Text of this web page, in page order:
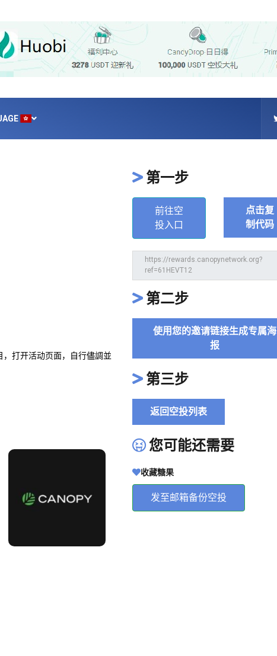
打开活动页面，自行儘調並
第一步
前往空
投入口
点击复
制代码
第二步
使用您的邀请链接生成专属海
报
第三步
返回空投列表
您可能还需要
收藏糖果
发至邮箱备份空投